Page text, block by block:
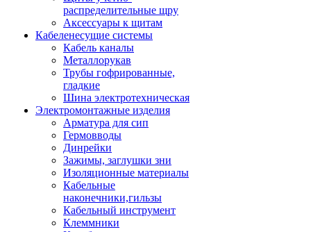
распределительные щру
Аксессуары к щитам
Кабеленесущие системы
Кабель каналы
Металлорукав
Трубы гофрированные,
гладкие
Шина электротехническая
Электромонтажные изделия
Арматура для сип
Гермовводы
Динрейки
Зажимы, заглушки зни
Изоляционные материалы
Кабельные
наконечники,гильзы
Кабельный инструмент
Клеммники